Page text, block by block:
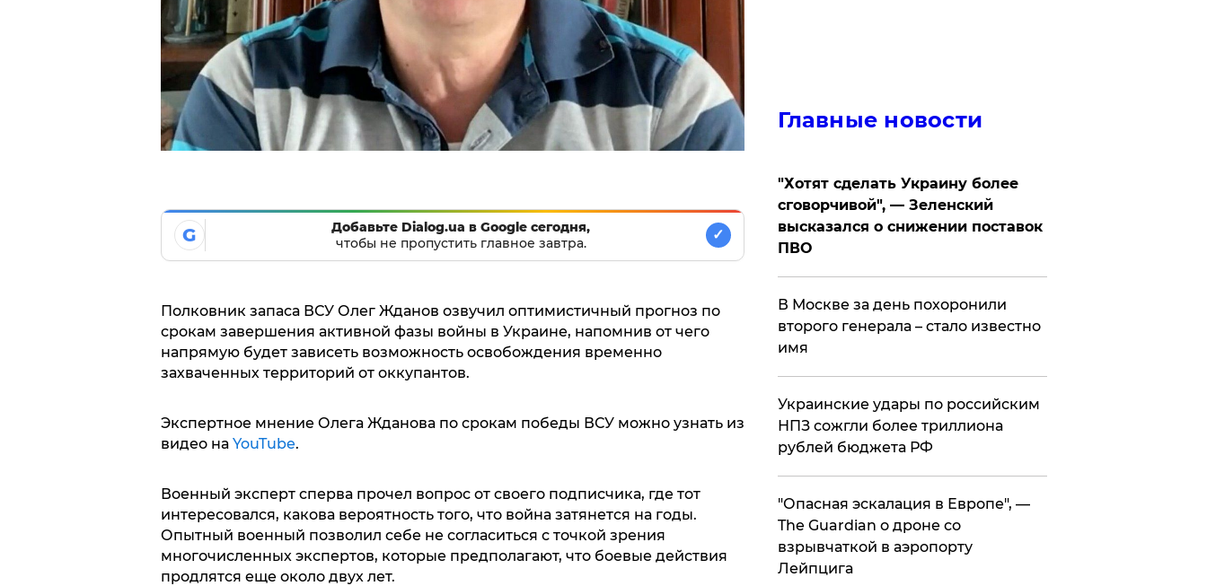
G
Добавьте Dialog.ua в Google сегодня,
чтобы не пропустить главное завтра.
✓
Полковник запаса ВСУ Олег Жданов озвучил оптимистичный прогноз по
срокам завершения активной фазы войны в Украине, напомнив от чего
напрямую будет зависеть возможность освобождения временно
захваченных территорий от оккупантов.
Экспертное мнение Олега Жданова по срокам победы ВСУ можно узнать из
видео на YouTube.
Военный эксперт сперва прочел вопрос от своего подписчика, где тот
интересовался, какова вероятность того, что война затянется на годы.
Опытный военный позволил себе не согласиться с точкой зрения
многочисленных экспертов, которые предполагают, что боевые действия
продлятся еще около двух лет.
Главные новости
​"Хотят сделать Украину более
сговорчивой", — Зеленский
высказался о снижении поставок
ПВО
В Москве за день похоронили
второго генерала – стало известно
имя
Украинские удары по российским
НПЗ сожгли более триллиона
рублей бюджета РФ
"Опасная эскалация в Европе", —
The Guardian о дроне со
взрывчаткой в аэропорту
Лейпцига